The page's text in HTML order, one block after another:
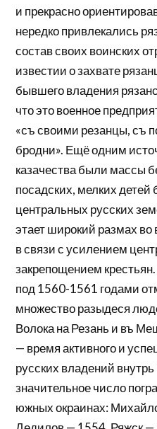
и прекрасно
нередко привлекались
состав своих воинских
известии о захвате
бывшего владения
что это военное
«съ своими резанцы, съ
бродни». Ещё одним
казачества были массы
посадских, мелких детей
центральных русских
этает широкий размах во
в связи с усилением
закрепощением
под 1560-1561 годами
множество разыдеся
Волока на Резань и въ
— время активного и
русских владений
значительное число
южных окраинах: